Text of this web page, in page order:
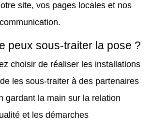
site, vos pages locales et nos
peux sous-traiter la pose ?
choisir de réaliser les installations
les sous-traiter à des partenaires
gardant la main sur la relation
et les démarches